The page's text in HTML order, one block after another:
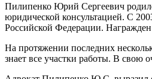
Пилипенко Юрий Сергеевич
юридической консультацией. С
Российской Федерации. Награжден
На протяжении последних
знает все участки работы. В свою